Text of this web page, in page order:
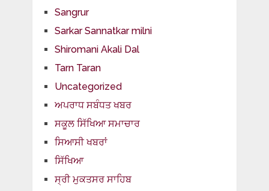
Sangrur
Sarkar Sannatkar milni
Shiromani Akali Dal
Tarn Taran
Uncategorized
ਅਪਰਾਧ ਸਬੰਧਤ ਖਬਰ
ਸਕੂਲ ਸਿੱਖਿਆ ਸਮਾਚਾਰ
ਸਿਆਸੀ ਖਬਰਾਂ
ਸਿੱਖਿਆ
ਸ੍ਰੀ ਮੁਕਤਸਰ ਸਾਹਿਬ